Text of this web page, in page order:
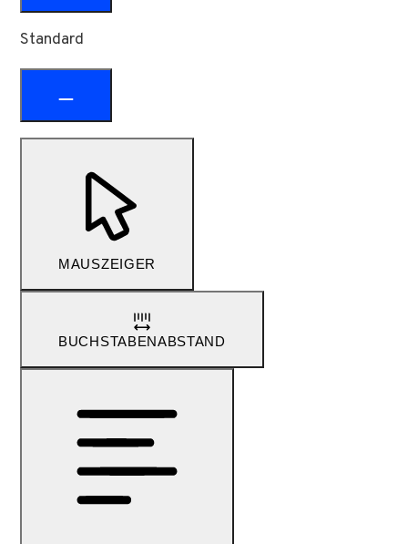
Standard
MAUSZEIGER
BUCHSTABENABSTAND